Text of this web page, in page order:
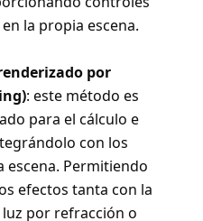
la propia escena.
por
: este método es
para el cálculo e
con los
escena. Permitiendo
efectos tanta con la
por refracción o